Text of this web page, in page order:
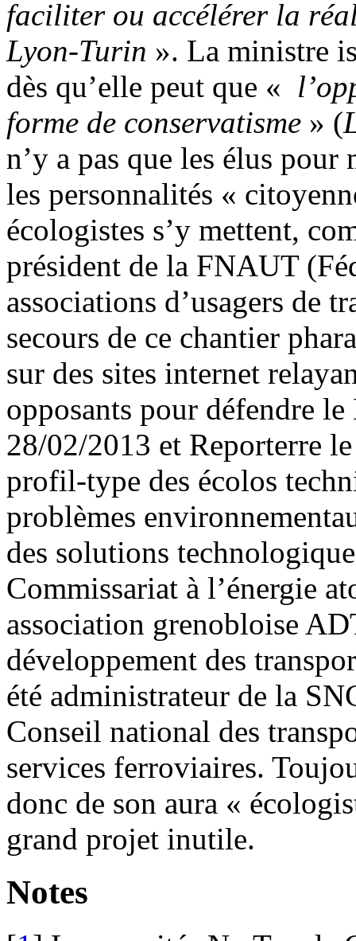
faciliter ou accélérer la
Lyon-Turin ». La ministre
dès qu’elle peut que «
forme de conservatisme » (
n’y a pas que les élus
les personnalités «
écologistes s’y mettent,
président de la FNAUT
associations d’usagers de
secours de ce chantier
sur des sites internet
opposants pour défendre
28/02/2013 et Reporterre
profil-type des écolos
problèmes
des solutions
Commissariat à l’énergie
association grenobloise
développement des
été administrateur de la
Conseil national des
services ferroviaires.
donc de son aura «
grand projet inutile.
Notes